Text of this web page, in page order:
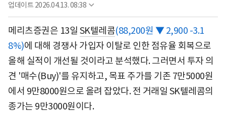
업데이트 2026.04.13. 08:38
메리츠증권은 13일 SK텔레콤(88,200원 ▼ 2,900 -3.1
8%)에 대해 경쟁사 가입자 이탈로 인한 점유율 회복으로
올해 실적이 개선될 것이라고 분석했다. 그러면서 투자 의
견 '매수(Buy)'를 유지하고, 목표 주가를 기존 7만5000원
에서 9만8000원으로 올려 잡았다. 전 거래일 SK텔레콤의
종가는 9만3000원이다.